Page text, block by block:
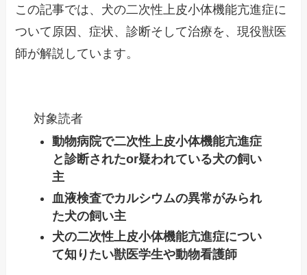
この記事では、犬の二次性上皮小体機能亢進症に
ついて原因、症状、診断そして治療を、現役獣医
師が解説しています。
対象読者
動物病院で二次性上皮小体機能亢進症
と診断されたor疑われている犬の飼い
主
血液検査でカルシウムの異常がみられ
た犬の飼い主
犬の二次性上皮小体機能亢進症につい
て知りたい獣医学生や動物看護師